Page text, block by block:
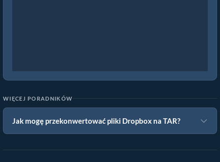
WIĘCEJ PORADNIKÓW
Jak mogę przekonwertować pliki Dropbox na TAR?